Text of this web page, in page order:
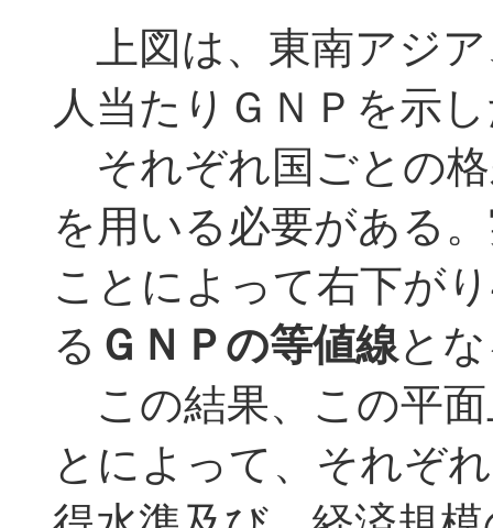
上図は、東南アジ
人当たりＧＮＰを示
それぞれ国ごとの
を用いる必要がある
ことによって右下が
る ＧＮＰの等値線と
この結果、この平
とによって、それぞ